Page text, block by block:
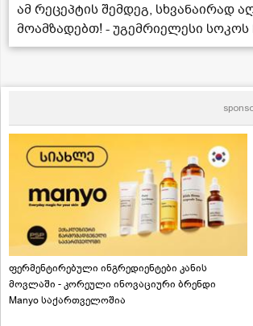
ამ რეცეპტის შემდეგ, სხვანაირად
მოამზადებთ! - უგემრიელესი სოკოს
ფერმენტირებული ინგრედიენტები კანის
მოვლაში - კორეული ინოვაციური ბრენდი
Manyo საქართველოშია